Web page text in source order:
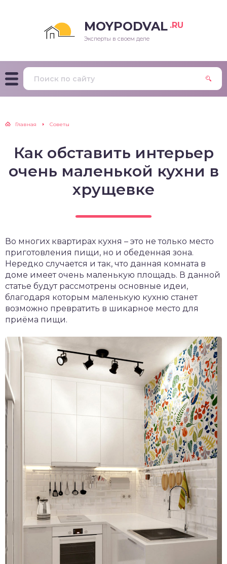
MOYPODVAL .RU
Эксперты в своем деле
Главная Советы
Как обставить интерьер
очень маленькой кухни в
хрущевке
Во многих квартирах кухня – это не только место
приготовления пищи, но и обеденная зона.
Нередко случается и так, что данная комната в
доме имеет очень маленькую площадь. В данной
статье будут рассмотрены основные идеи,
благодаря которым маленькую кухню станет
возможно превратить в шикарное место для
приёма пищи.